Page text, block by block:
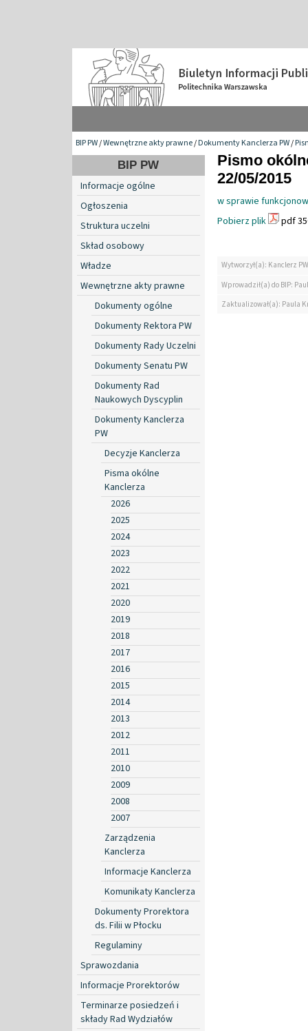
BIP PW/Wewnętrzne akty prawne/Dokumenty Kanclerza PW/
BIP PW
Informacje ogólne
Ogłoszenia
Struktura uczelni
Skład osobowy
Władze
Wewnętrzne akty prawne
Dokumenty ogólne
Dokumenty Rektora PW
Dokumenty Rady Uczelni
Dokumenty Senatu PW
Dokumenty Rad
Naukowych Dyscyplin
Dokumenty Kanclerza
PW
Decyzje Kanclerza
Pisma okólne
Kanclerza
2026
2025
2024
2023
2022
2021
2020
2019
2018
2017
2016
2015
2014
2013
2012
2011
2010
2009
2008
2007
Zarządzenia
Kanclerza
Informacje Kanclerza
Komunikaty Kanclerza
Dokumenty Prorektora
ds. Filii w Płocku
Regulaminy
Sprawozdania
Informacje Prorektorów
Terminarze posiedzeń i
składy Rad Wydziałów
Pismo
22/05/2015
w sprawie
Pobierz plik
pdf
Wytworzył(a): Kanclerz PW
Wprowadził(a) do BIP:
Zaktualizował(a): Paula